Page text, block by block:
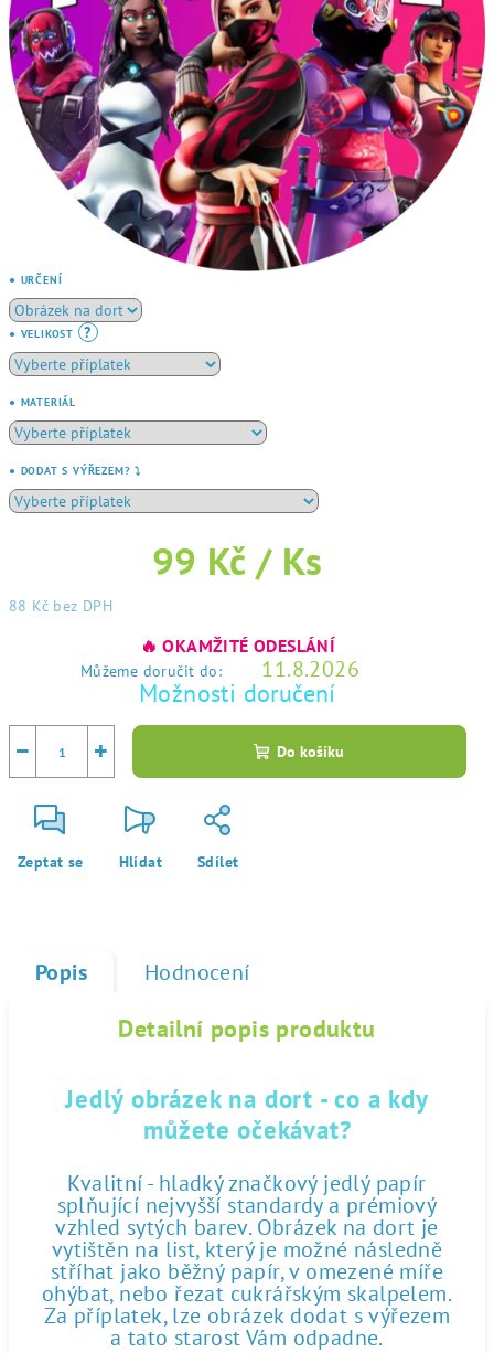
● URČENÍ
● VELIKOST ?
● MATERIÁL
● DODAT S VÝŘEZEM? ⤵️
99 Kč / Ks
88 Kč bez DPH
🔥 OKAMŽITÉ ODESLÁNÍ
Můžeme doručit do: 11.8.2026
Možnosti doručení
+
− Do košíku
Zeptat se Hlídat Sdílet
Popis Hodnocení
Detailní popis produktu
Jedlý obrázek na dort - co a kdy
můžete očekávat?
Kvalitní - hladký značkový jedlý papír
splňující nejvyšší standardy a prémiový
vzhled sytých barev. Obrázek na dort je
vytištěn na list, který je možné následně
stříhat jako běžný papír, v omezené míře
ohýbat, nebo řezat cukrářským skalpelem.
Za příplatek, lze obrázek dodat s výřezem
a tato starost Vám odpadne.